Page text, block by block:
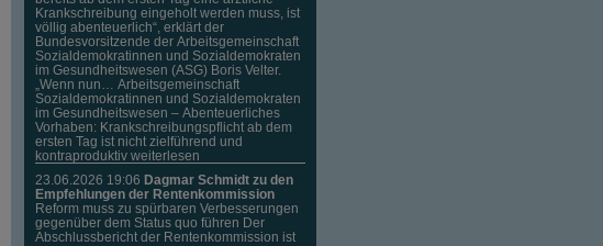
Krankschreibung eingeholt werden muss, ist
völlig abenteuerlich“, erklärt der
Bundesvorsitzende der Arbeitsgemeinschaft
Sozialdemokratinnen und Sozialdemokraten
im Gesundheitswesen (ASG) Boris Velter.
„Wenn nun… Arbeitsgemeinschaft
Sozialdemokratinnen und Sozialdemokraten
im Gesundheitswesen – Abenteuerliches
Vorhaben: Krankschreibungspflicht ab dem
ersten Tag ist nicht zielführend und
kontraproduktiv weiterlesen
23.06.2026 19:06 Dagmar Schmidt zu den
Empfehlungen der Rentenkommission
Reform muss zu spürbaren Verbesserungen
gegenüber dem Status quo führen Der
Abschlussbericht der Rentenkommission ist